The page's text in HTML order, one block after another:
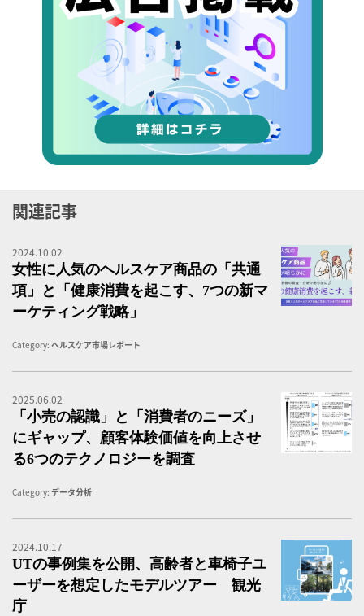
関連記事
2024.10.02
女性に人気のヘルスケア商品の「共通
項」と「健康消費を起こす、7つの新マ
ーケティング戦略」
Category: ヘルスケア市場レポート
2025.06.02
「小売の認識」と「消費者のニーズ」
にギャップ、顧客体験価値を向上させ
る6つのテクノロジーを調査
Category: データ分析
2024.10.17
UTの事例集を公開、高齢者と車椅子ユ
ーザーを想定したモデルツアー 観光
庁